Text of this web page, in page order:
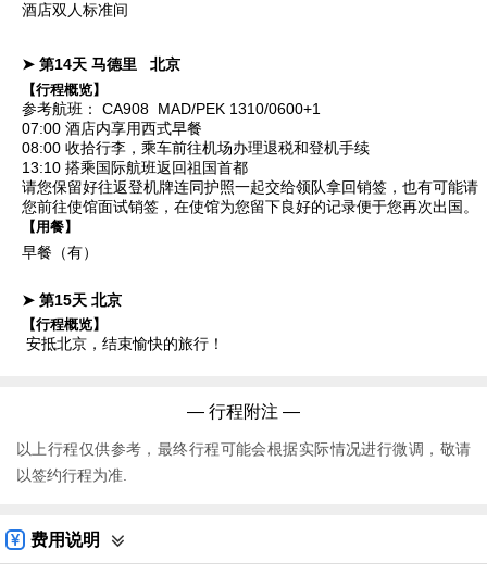
酒店双人标准间
➤ 第14天 马德里 北京
【行程概览】
参考航班： CA908 MAD/PEK 1310/0600+1
07:00 酒店内享用西式早餐
08:00 收拾行李，乘车前往机场办理退税和登机手续
13:10 搭乘国际航班返回祖国首都
请您保留好往返登机牌连同护照一起交给领队拿回销签，也有可能请
您前往使馆面试销签，在使馆为您留下良好的记录便于您再次出国。
【用餐】
早餐（有）
➤ 第15天 北京
【行程概览】
安抵北京，结束愉快的旅行！
— 行程附注 —
以上行程仅供参考，最终行程可能会根据实际情况进行微调，敬请
以签约行程为准.
费用说明